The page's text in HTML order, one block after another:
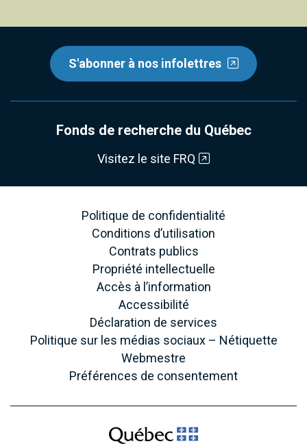
S'abonner à nos infolettres
Fonds de recherche du Québec
Visitez le site FRQ
Politique de confidentialité
Conditions d’utilisation
Contrats publics
Propriété intellectuelle
Accès à l’information
Accessibilité
Déclaration de services
Politique sur les médias sociaux – Nétiquette
Webmestre
Préférences de consentement